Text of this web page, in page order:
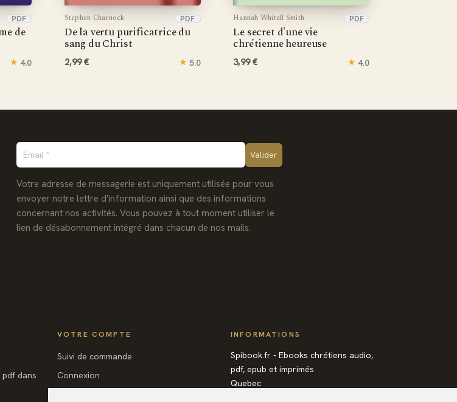
de
PDF
★ 4.0
Stephen Charnock
De la vertu purificatrice du
sang du Christ
PDF
2,99 € ★ 5.0
Hannah Whitall Smith
Le secret d'une vie
chrétienne heureuse
PDF
3,99 € ★ 4.0
Votre adresse de messagerie est uniquement utilisée pour vous
envoyer notre lettre d'information ainsi que des informations
concernant nos activités. Vous pouvez à tout moment utiliser le
lien de désabonnement intégré dans chacun de nos mails.
dans
VOTRE COMPTE
Suivi de commande
Connexion
INFORMATIONS
Spibook.fr - Ebooks chrétiens audio,
pdf, epub et imprimés
Quebec